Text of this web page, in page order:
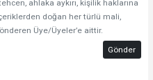
ahlaka aykırı, kişilik haklarına
doğan her türlü mali,
Üye/Üyeler’e aittir.
Gönder